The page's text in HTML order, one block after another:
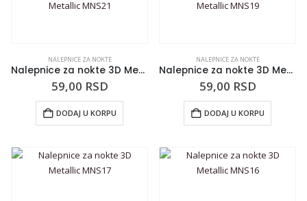
NALEPNICE ZA NOKTE
Nalepnice za nokte 3D Metallic MNS21
59,00 RSD
DODAJ U KORPU
NALEPNICE ZA NOKTE
Nalepnice za nokte 3D Metallic MNS19
59,00 RSD
DODAJ U KORPU